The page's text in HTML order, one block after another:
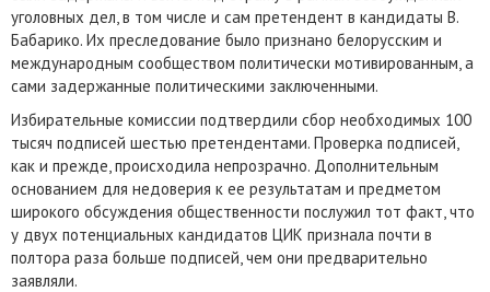
уголовных дел, в том числе и сам претендент в кандидаты В.
Бабарико. Их преследование было признано белорусским и
международным сообществом политически мотивированным, а
сами задержанные политическими заключенными.
Избирательные комиссии подтвердили сбор необходимых 100
тысяч подписей шестью претендентами. Проверка подписей,
как и прежде, происходила непрозрачно. Дополнительным
основанием для недоверия к ее результатам и предметом
широкого обсуждения общественности послужил тот факт, что
у двух потенциальных кандидатов ЦИК признала почти в
полтора раза больше подписей, чем они предварительно
заявляли.